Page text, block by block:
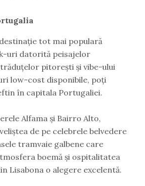
tot mai populară
uri datorită peisajelor
pitorești și vibe-ului
low-cost disponibile, poți
în capitala Portugaliei.
Alfama și Bairro Alto,
de pe celebrele belvedere
tramvaie galbene care
boemă și ospitalitatea
Lisabona o alegere excelentă.